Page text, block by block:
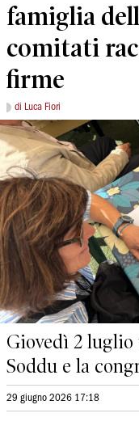
famiglia
comitati
firme
di Luca Fiori
Giovedì 2 luglio
Soddu e la
29 giugno 2026 17:18